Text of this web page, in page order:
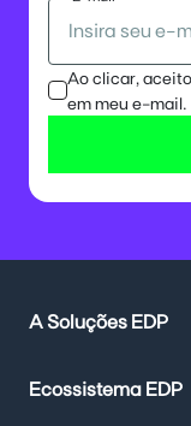
Ao clicar,
em meu e-mail.
A Soluções EDP
Ecossistema EDP